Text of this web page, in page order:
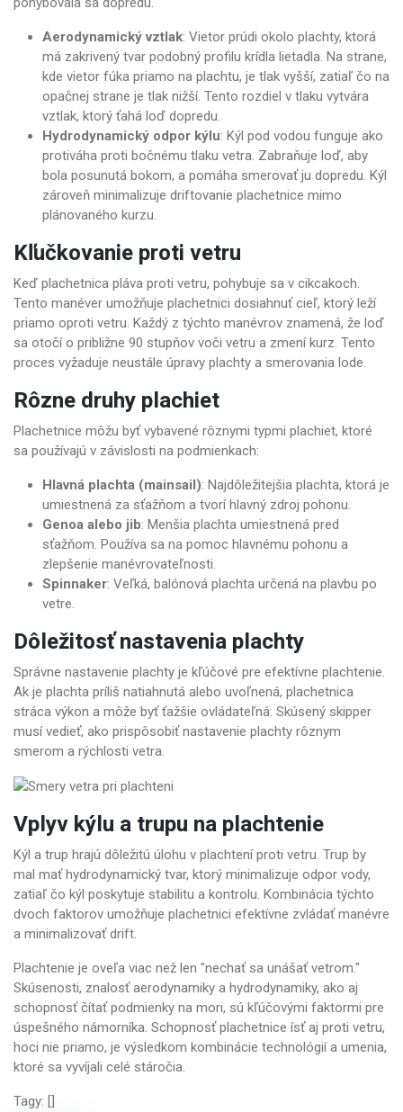
Aerodynamický vztlak: Vietor prúdi okolo plachty, ktorá
má zakrivený tvar podobný profilu krídla lietadla. Na strane,
kde vietor fúka priamo na plachtu, je tlak vyšší, zatiaľ čo na
opačnej strane je tlak nižší. Tento rozdiel v tlaku vytvára
vztlak, ktorý ťahá loď dopredu.
Hydrodynamický odpor kýlu: Kýl pod vodou funguje ako
protiváha proti bočnému tlaku vetra. Zabraňuje loď, aby
bola posunutá bokom, a pomáha smerovať ju dopredu. Kýl
zároveň minimalizuje driftovanie plachetnice mimo
plánovaného kurzu.
Kľučkovanie proti vetru
Keď plachetnica pláva proti vetru, pohybuje sa v cikcakoch.
Tento manéver umožňuje plachetnici dosiahnuť cieľ, ktorý leží
priamo oproti vetru. Každý z týchto manévrov znamená, že loď
sa otočí o približne 90 stupňov voči vetru a zmení kurz. Tento
proces vyžaduje neustále úpravy plachty a smerovania lode.
Rôzne druhy plachiet
Plachetnice môžu byť vybavené rôznymi typmi plachiet, ktoré
sa používajú v závislosti na podmienkach:
Hlavná plachta (mainsail): Najdôležitejšia plachta, ktorá je
umiestnená za sťažňom a tvorí hlavný zdroj pohonu.
Genoa alebo jib: Menšia plachta umiestnená pred
sťažňom. Používa sa na pomoc hlavnému pohonu a
zlepšenie manévrovateľnosti.
Spinnaker: Veľká, balónová plachta určená na plavbu po
vetre.
Dôležitosť nastavenia plachty
Správne nastavenie plachty je kľúčové pre efektívne plachtenie.
Ak je plachta príliš natiahnutá alebo uvoľnená, plachetnica
stráca výkon a môže byť ťažšie ovládateľná. Skúsený skipper
musí vedieť, ako prispôsobiť nastavenie plachty rôznym
smerom a rýchlosti vetra.
Vplyv kýlu a trupu na plachtenie
Kýl a trup hrajú dôležitú úlohu v plachtení proti vetru. Trup by
mal mať hydrodynamický tvar, ktorý minimalizuje odpor vody,
zatiaľ čo kýl poskytuje stabilitu a kontrolu. Kombinácia týchto
dvoch faktorov umožňuje plachetnici efektívne zvládať manévre
a minimalizovať drift.
Plachtenie je oveľa viac než len "nechať sa unášať vetrom."
Skúsenosti, znalosť aerodynamiky a hydrodynamiky, ako aj
schopnosť čítať podmienky na mori, sú kľúčovými faktormi pre
úspešného námorníka. Schopnosť plachetnice ísť aj proti vetru,
hoci nie priamo, je výsledkom kombinácie technológií a umenia,
ktoré sa vyvíjali celé stáročia.
Tagy: []